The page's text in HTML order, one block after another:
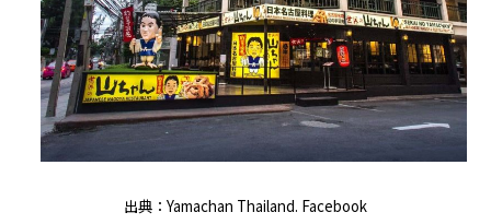
出典：Yamachan Thailand. Facebook